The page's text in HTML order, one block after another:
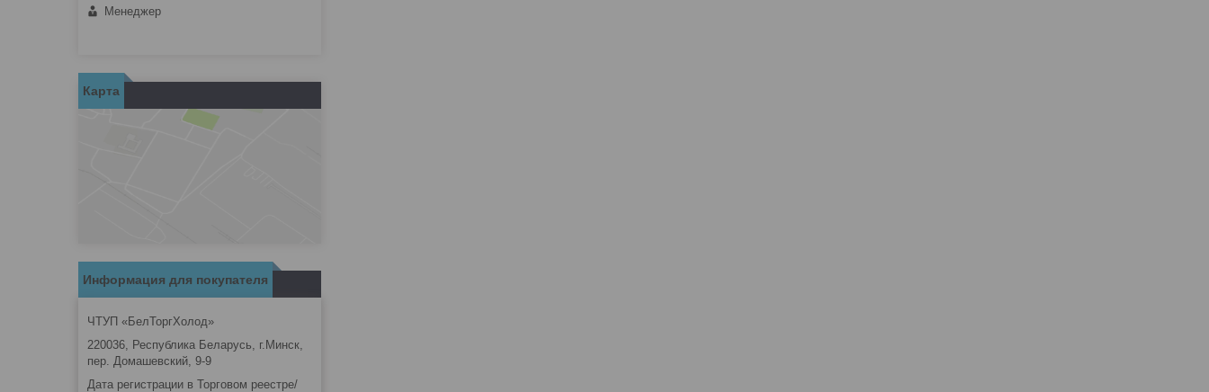
Менеджер
Карта
Информация для покупателя
ЧТУП «БелТоргХолод»
220036, Республика Беларусь, г.Минск,
пер. Домашевский, 9-9
Дата регистрации в Торговом реестре/